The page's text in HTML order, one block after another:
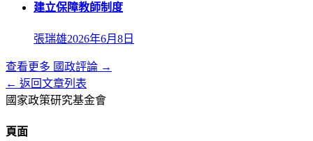
建立保障教師制度
張瑞雄2026年6月8日
查看更多 國政評論 →
← 返回文章列表
國家政策研究基金會
頁面